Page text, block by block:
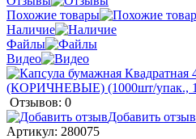
Похожие товары
Наличие
Файлы
Видео
Отзывов: 0
Добавить отзыв
Артикул: 280075